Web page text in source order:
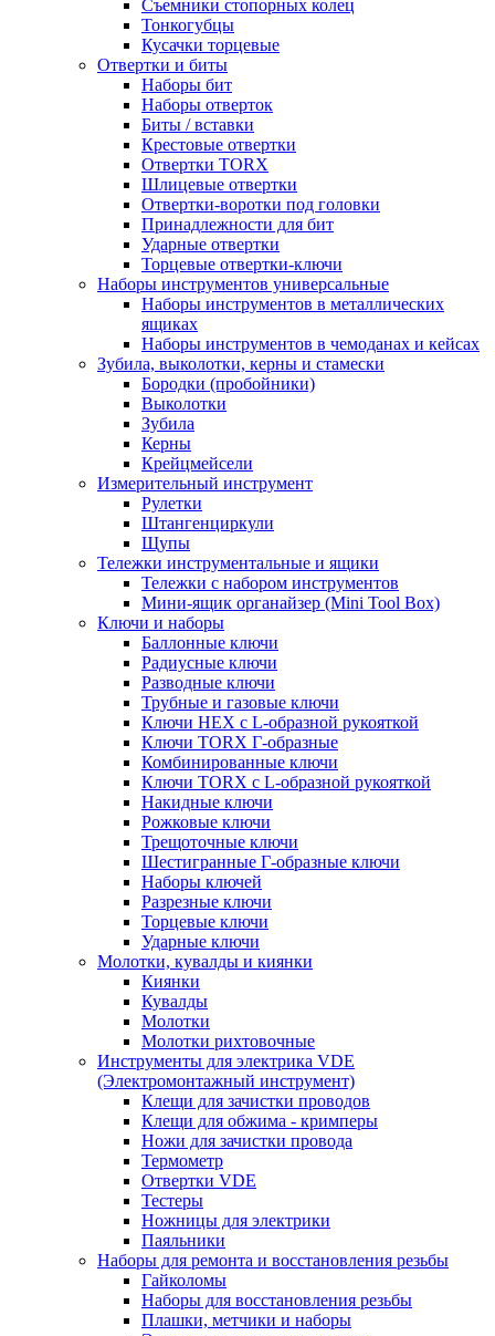
Съемники стопорных колец
Тонкогубцы
Кусачки торцевые
Отвертки и биты
Наборы бит
Наборы отверток
Биты / вставки
Крестовые отвертки
Отвертки TORX
Шлицевые отвертки
Отвертки-воротки под головки
Принадлежности для бит
Ударные отвертки
Торцевые отвертки-ключи
Наборы инструментов универсальные
Наборы инструментов в металлических
ящиках
Наборы инструментов в чемоданах и кейсах
Зубила, выколотки, керны и стамески
Бородки (пробойники)
Выколотки
Зубила
Керны
Крейцмейсели
Измерительный инструмент
Рулетки
Штангенциркули
Щупы
Тележки инструментальные и ящики
Тележки с набором инструментов
Мини-ящик органайзер (Mini Tool Box)
Ключи и наборы
Баллонные ключи
Радиусные ключи
Разводные ключи
Трубные и газовые ключи
Ключи HEX с L-образной рукояткой
Ключи TORX Г-образные
Комбинированные ключи
Ключи TORX с L-образной рукояткой
Накидные ключи
Рожковые ключи
Трещоточные ключи
Шестигранные Г-образные ключи
Наборы ключей
Разрезные ключи
Торцевые ключи
Ударные ключи
Молотки, кувалды и киянки
Киянки
Кувалды
Молотки
Молотки рихтовочные
Инструменты для электрика VDE
(Электромонтажный инструмент)
Клещи для зачистки проводов
Клещи для обжима - кримперы
Ножи для зачистки провода
Термометр
Отвертки VDE
Тестеры
Ножницы для электрики
Паяльники
Наборы для ремонта и восстановления резьбы
Гайколомы
Наборы для восстановления резьбы
Плашки, метчики и наборы